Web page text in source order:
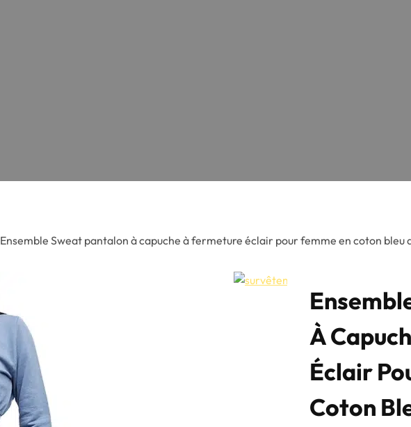
Ensemble Sweat pantalon à capuche à fermeture éclair pour femme en coton bleu
À
Éclair
Coton